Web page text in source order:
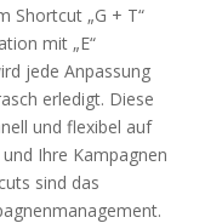
Shortcut „G + T“
mit „E“
jede Anpassung
erledigt. Diese
und flexibel auf
Ihre Kampagnen
sind das